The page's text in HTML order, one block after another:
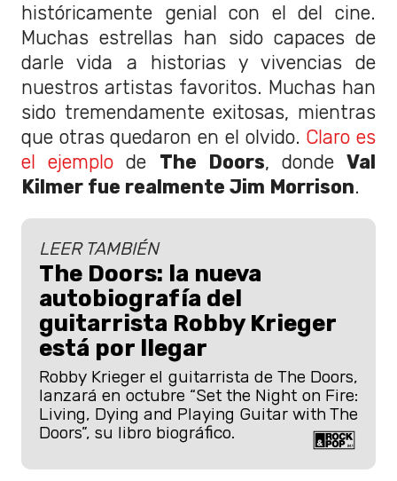
históricamente genial con el del cine.
Muchas estrellas han sido capaces de
darle vida a historias y vivencias de
nuestros artistas favoritos. Muchas han
sido tremendamente exitosas, mientras
que otras quedaron en el olvido. Claro es
el ejemplo de The Doors, dondeVal
Kilmer fue realmente Jim Morrison.
LEER TAMBIÉN
The Doors: la nueva
autobiografía del
guitarrista Robby Krieger
está por llegar
Robby Krieger el guitarrista de The Doors,
lanzará en octubre “Set the Night on Fire:
Living, Dying and Playing Guitar with The
Doors”, su libro biográfico.